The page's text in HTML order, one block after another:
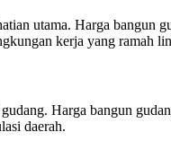
utama. Harga bangun
kerja yang ramah
Harga bangun
daerah.